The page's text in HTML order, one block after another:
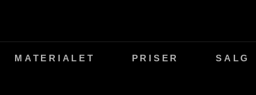
MATERIALET PRISER SALG